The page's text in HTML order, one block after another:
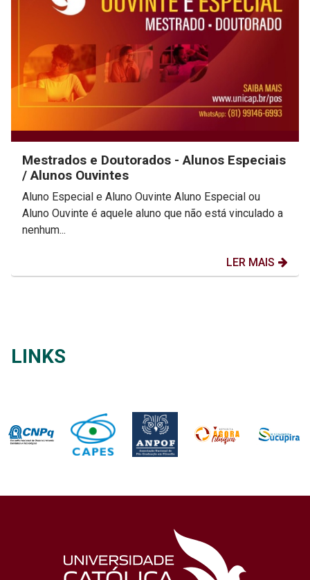
Mestrados e Doutorados - Alunos Especiais
/ Alunos Ouvintes
Aluno Especial e Aluno Ouvinte Aluno Especial ou
Aluno Ouvinte é aquele aluno que não está vinculado a
nenhum...
LER MAIS
LINKS